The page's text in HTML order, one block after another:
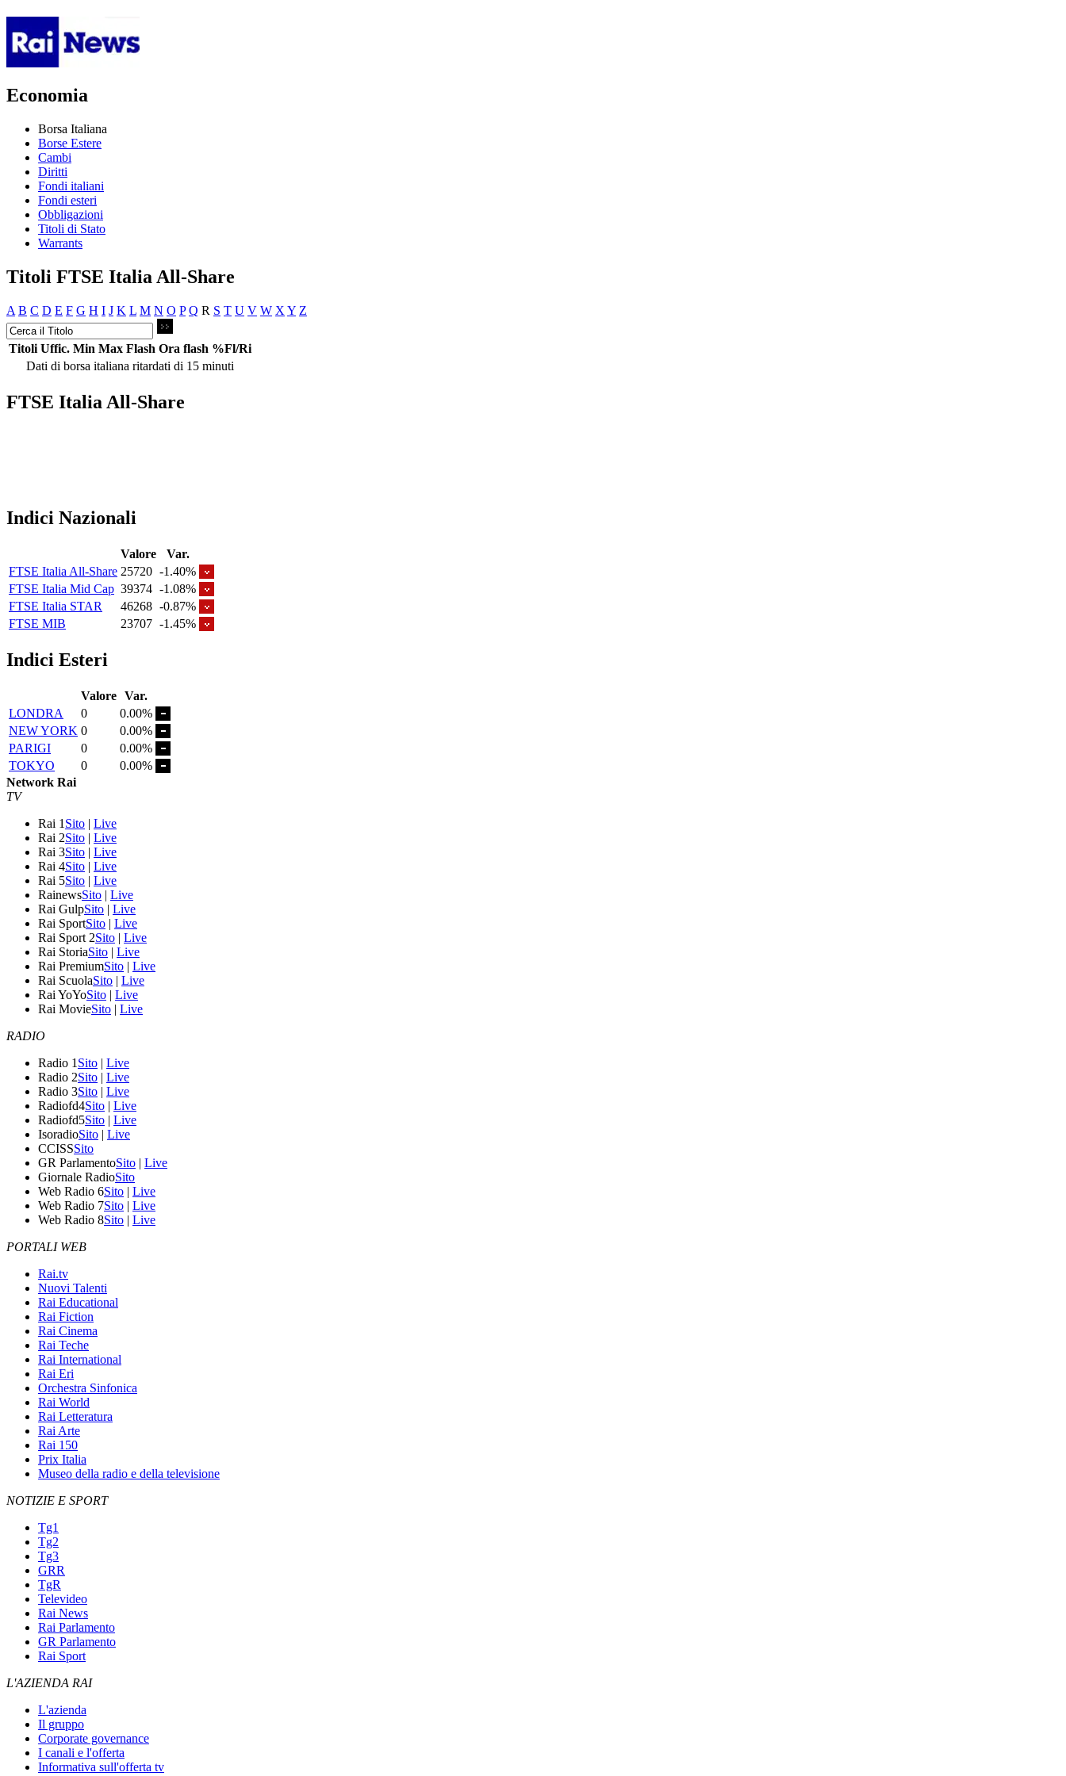
Economia
Borsa Italiana
Borse Estere
Cambi
Diritti
Fondi italiani
Fondi esteri
Obbligazioni
Titoli di Stato
Warrants
Titoli FTSE Italia All-Share
A B C D E F G H I J K L M N O P Q R S T U V W X Y Z
Titoli Uffic. Min Max Flash Ora flash %Fl/Ri
Dati di borsa italiana ritardati di 15 minuti
FTSE Italia All-Share
Indici Nazionali
Valore
Var.
FTSE Italia All-Share 25720 -1.40%
FTSE Italia Mid Cap 39374 -1.08%
FTSE Italia STAR
46268 -0.87%
FTSE MIB
23707 -1.45%
Indici Esteri
Valore Var.
LONDRA
0
0.00%
NEW YORK 0
0.00%
PARIGI
0
0.00%
TOKYO
0
0.00%
Network Rai
TV
Rai 1 Sito | Live
Rai 2Sito | Live
Rai 3Sito | Live
Rai 4Sito | Live
Rai 5Sito | Live
RainewsSito | Live
Rai GulpSito | Live
Rai SportSito | Live
Rai Sport 2Sito | Live
Rai StoriaSito | Live
Rai PremiumSito | Live
Rai ScuolaSito | Live
Rai YoYoSito | Live
Rai MovieSito | Live
RADIO
Radio 1 Sito | Live
Radio 2Sito | Live
Radio 3Sito | Live
Radiofd4Sito | Live
Radiofd5Sito | Live
IsoradioSito | Live
CCISSSito
GR ParlamentoSito | Live
Giornale RadioSito
Web Radio 6Sito | Live
Web Radio 7Sito | Live
Web Radio 8Sito | Live
PORTALI WEB
Rai.tv
Nuovi Talenti
Rai Educational
Rai Fiction
Rai Cinema
Rai Teche
Rai International
Rai Eri
Orchestra Sinfonica
Rai World
Rai Letteratura
Rai Arte
Rai 150
Prix Italia
Museo della radio e della televisione
NOTIZIE E SPORT
Tg1
Tg2
Tg3
GRR
TgR
Televideo
Rai News
Rai Parlamento
GR Parlamento
Rai Sport
L'AZIENDA RAI
L'azienda
Il gruppo
Corporate governance
I canali e l'offerta
Informativa sull'offerta tv